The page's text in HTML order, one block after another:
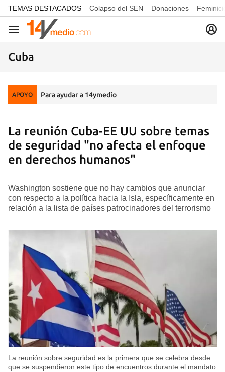
common.go-to-content
TEMAS DESTACADOS Colapso del SEN Donaciones
Navegación
Cuba
APOYO Para ayudar a 14ymedio
La reunión Cuba-EE UU sobre temas
de seguridad "no afecta el enfoque
en derechos humanos"
Washington sostiene que no hay cambios que anunciar
con respecto a la política hacia la Isla, específicamente en
relación a la lista de países patrocinadores del terrorismo
La reunión sobre seguridad es la primera que se celebra desde
que se suspendieron este tipo de encuentros durante el mandato